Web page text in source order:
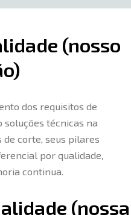
(nosso
dos requisitos de
soluções técnicas na
de corte , seus pilares
por qualidade,
continua.
(nossa